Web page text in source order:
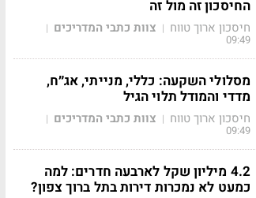
החיסכון זה מול זה
חיסכון ארוך טווח | צוות כתבי המדריכים |
09:49
מסלולי השקעה: כללי, מנייתי, אג״ח,
מדדי והמודל תלוי הגיל
חיסכון ארוך טווח | צוות כתבי המדריכים |
09:49
4.2 מיליון שקל לארבעה חדרים: למה
כמעט לא נמכרות דירות בתל ברוך צפון?